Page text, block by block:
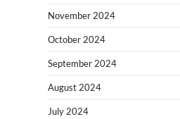
November 2024
October 2024
September 2024
August 2024
July 2024